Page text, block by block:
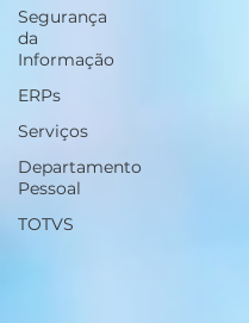
Segurança
da
Informação
ERPs
Serviços
Departamento
Pessoal
TOTVS